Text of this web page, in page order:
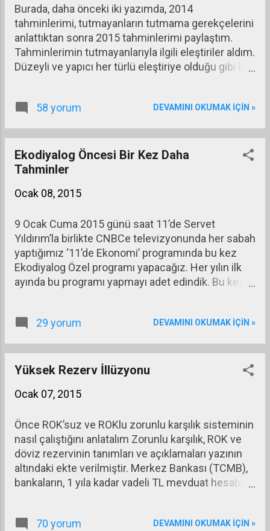
başlayınca yakalayıp hapse atmayacak mıyız? Ne
değişecek yani üçüncü çocukta?
Burada, daha önceki iki yazımda, 2014
tahminlerimi, tutmayanların tutmama gerekçelerini
anlattıktan sonra 2015 tahminlerimi paylaştım.
Tahminlerimin tutmayanlarıyla ilgili eleştiriler aldım.
Düzeyli ve yapıcı her türlü eleştiriye olduğu gibi bu
yönde de eleştiriler oldu. Varsayımlar sıralamanın
önceden alınan önlemler olduğu gibi bir kanaat
hasıl oldu. Tahminlerin tutmamasının
eleştirilmesini anlayabiliyorum ama varsayımlar
olarak görmüyorum. O nedenle üçüncü kez benzer
58 yorum DEVAMINI OKUMAK IÇIN »
Ekodiyalog Öncesi Bir Kez Daha
Tahminler
Ocak 08, 2015
9 Ocak Cuma 2015 günü saat 11’de Servet
Yıldırım’la birlikte CNBCe televizyonunda her sabah
yaptığımız ‘11’de Ekonomi’ programında bu kez
Ekodiyalog Özel programı yapacağız. Her yılın ilk
ayında bu programı yapmayı adet edindik. Bu kez
olacak. Programda 2014 yılının genel
olaylarını, sorunlarını ele alıp tartışacağız. 2014 yılı
için yaptığımız tahminlerin tutup tutmadığına
tahminlerimizi ortaya koyacağız. Ben genellikle bu
blogum aracılığıyla açıklamış oluyorum. Bu kez de
öyle yapıp 31 Aralık 2014’de bu konuda ayrıntılı bir
yazı yazdım.
29 yorum DEVAMINI OKUMAK IÇIN »
Yüksek Rezerv İllüzyonu
Ocak 07, 2015
Önce ROK’suz ve ROKlu zorunlu karşılık sisteminin
nasıl çalıştığını anlatalım Zorunlu karşılık, ROK ve
döviz rezervinin tanımları ve açıklamaları yazının
altındaki ekte verilmiştir. Merkez Bankası (TCMB),
bankaların, 1 yıla kadar vadeli TL mevduat hesabı
hesabı için ayırması gereken zorunlu karşılık
70 yorum DEVAMINI OKUMAK IÇIN »